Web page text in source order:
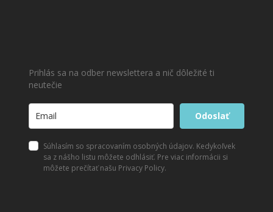
Prihlás sa na odber newslettera a nič dôležité ti
neutečie
Odoslať
Súhlasím so spracovaním osobných údajov. Kedykoľvek
sa z nášho listu môžete odhlásiť. Pre viac informácii si
môžete prečítať našu Privacy Policy.